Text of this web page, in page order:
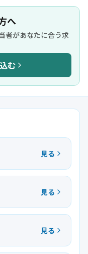
へ
者があなたに合う求
む
見る
見る
見る